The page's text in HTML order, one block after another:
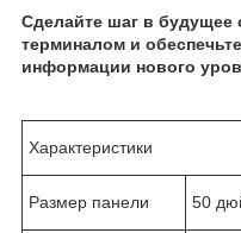
Сделайте шаг в
терминалом и
информации нового
Характеристики
Размер панели 50